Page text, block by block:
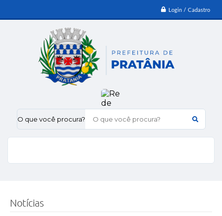
Login / Cadastro
O que você procura?
Notícias